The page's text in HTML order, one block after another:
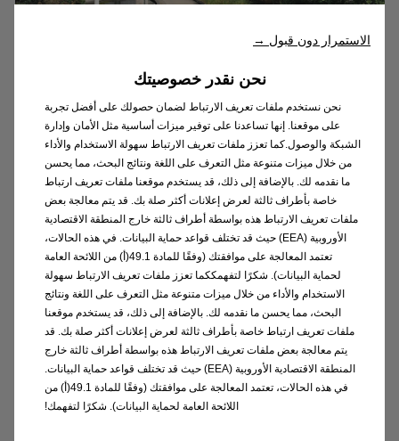
إكتشف أكثر
الاستمرار دون قبول →
نحن نقدر خصوصيتك
نحن نستخدم ملفات تعريف الارتباط لضمان حصولك على أفضل تجربة
على موقعنا. إنها تساعدنا على توفير ميزات أساسية مثل الأمان وإدارة
الشبكة والوصول.كما تعزز ملفات تعريف الارتباط سهولة الاستخدام والأداء
من خلال ميزات متنوعة مثل التعرف على اللغة ونتائج البحث، مما يحسن
ما نقدمه لك. بالإضافة إلى ذلك، قد يستخدم موقعنا ملفات تعريف ارتباط
خاصة بأطراف ثالثة لعرض إعلانات أكثر صلة بك. قد يتم معالجة بعض
ملفات تعريف الارتباط هذه بواسطة أطراف ثالثة خارج المنطقة الاقتصادية
الأوروبية (EEA) حيث قد تختلف قواعد حماية البيانات. في هذه الحالات،
تعتمد المعالجة على موافقتك (وفقًا للمادة 49.1(أ) من اللائحة العامة
لحماية البيانات). شكرًا لتفهمككما تعزز ملفات تعريف الارتباط سهولة
الاستخدام والأداء من خلال ميزات متنوعة مثل التعرف على اللغة ونتائج
البحث، مما يحسن ما نقدمه لك. بالإضافة إلى ذلك، قد يستخدم موقعنا
ملفات تعريف ارتباط خاصة بأطراف ثالثة لعرض إعلانات أكثر صلة بك. قد
يتم معالجة بعض ملفات تعريف الارتباط هذه بواسطة أطراف ثالثة خارج
المنطقة الاقتصادية الأوروبية (EEA) حيث قد تختلف قواعد حماية البيانات.
في هذه الحالات، تعتمد المعالجة على موافقتك (وفقًا للمادة 49.1(أ) من
اللائحة العامة لحماية البيانات). شكرًا لتفهمك!